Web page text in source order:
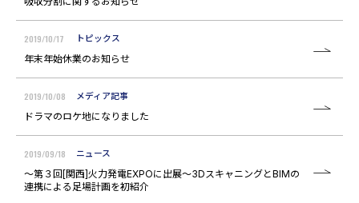
2019/10/17 トピックス
年末年始休業のお知らせ
2019/10/08 メディア記事
ドラマのロケ地になりました
2019/09/18 ニュース
～第３回[関西]火力発電EXPOに出展～3DスキャニングとBIMの
連携による足場計画を初紹介